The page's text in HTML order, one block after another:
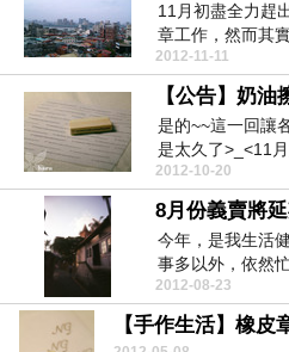
11月初盡全力趕
章工作，然而其
走。10月中搬...
2012-11-11
【公告】奶油
是的~~這一回讓
是太久了>_<11
2012-10-20
8月份義賣將
今年，是我生活
事多以外，依然
次的義賣活動...
2012-08-23
【手作生活】橡皮